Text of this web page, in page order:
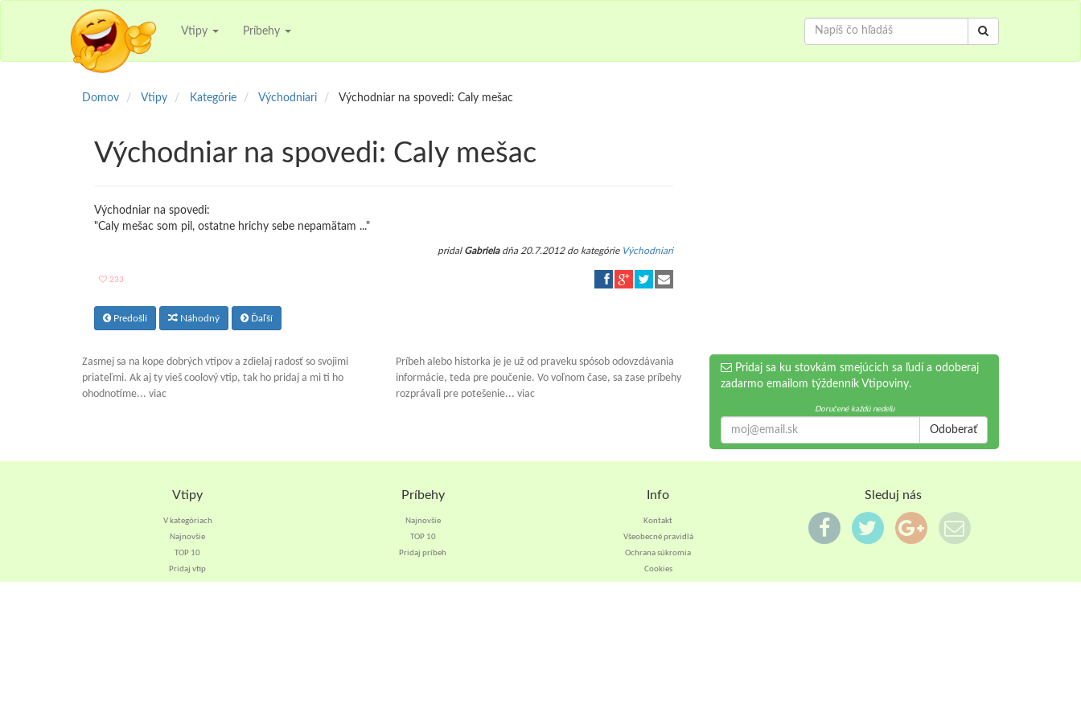
Vtipy Príbehy
Domov Vtipy Kategórie Východniari Východniar na spovedi: Caly mešac
Východniar na spovedi: Caly mešac
Východniar na spovedi:
"Caly mešac som pil, ostatne hrichy sebe nepamätam ..."
pridal Gabrieladňa 20.7.2012 do kategórie Východniari
233
Predošlí Náhodný Ďaľší
Zasmej sa na kope dobrých vtipov a zdielaj radosť so svojimi
priateľmi. Ak aj ty vieš coolový vtip, tak ho pridaj a mi ti ho
ohodnotíme... viac
Príbeh alebo historka je je už od praveku spósob odovzdávania
informácie, teda pre poučenie. Vo voľnom čase, sa zase príbehy
rozprávali pre potešenie... viac
Pridaj sa ku stovkám smejúcich sa ľudí a odoberaj
zadarmo emailom týždenník Vtipoviny.
Doručené každú nedeľu
Odoberať
Vtipy
V kategóriach
Najnovšie
TOP 10
Pridaj vtip
Príbehy
Najnovšie
TOP 10
Pridaj príbeh
Info
Kontakt
Všeobecné pravidlá
Ochrana súkromia
Cookies
Sleduj nás